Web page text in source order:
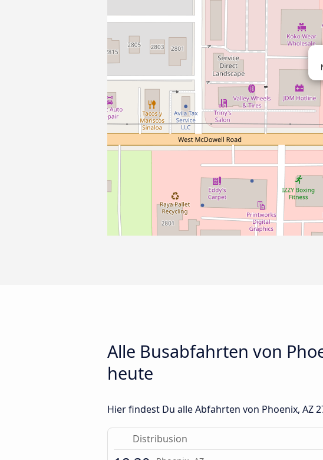
Alle Busabfahrten von
heute
Hier findest Du alle Abfahrten von Phoenix, AZ
Distribusion